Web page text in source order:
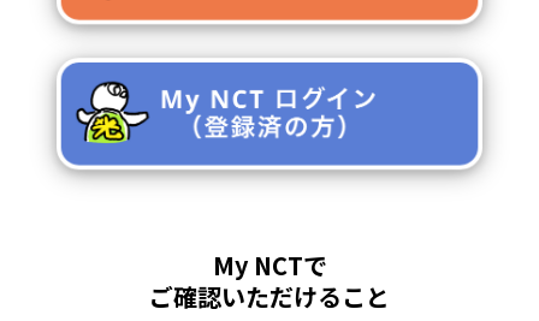
My NCTで
ご確認いただけること